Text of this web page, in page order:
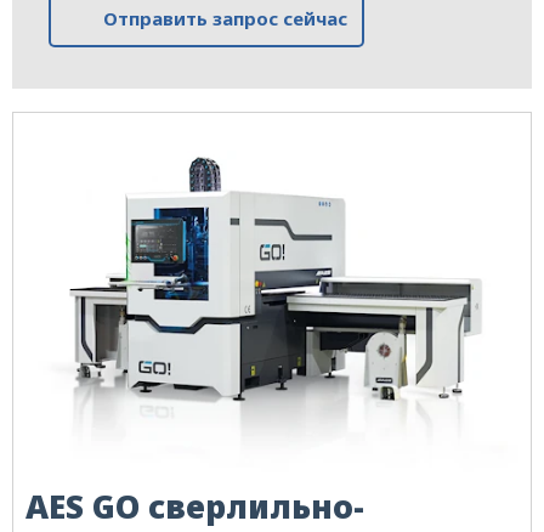
Отправить запрос сейчас
AES GO сверлильно-